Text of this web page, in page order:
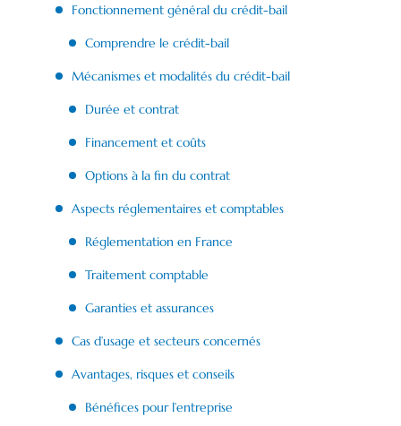
Fonctionnement général du crédit-bail
Comprendre le crédit-bail
Mécanismes et modalités du crédit-bail
Durée et contrat
Financement et coûts
Options à la fin du contrat
Aspects réglementaires et comptables
Réglementation en France
Traitement comptable
Garanties et assurances
Cas d’usage et secteurs concernés
Avantages, risques et conseils
Bénéfices pour l’entreprise